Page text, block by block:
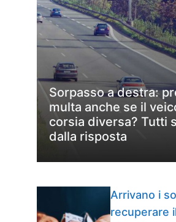
Sorpasso a destra:
multa anche se il
corsia diversa? Tutti
dalla risposta
Arrivano i
recuperare